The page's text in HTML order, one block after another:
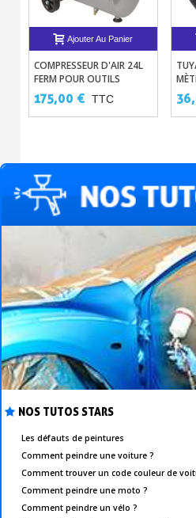
NOS TUTOS STARS
Les défauts de peintures
Comment peindre une voiture ?
Comment trouver un code couleur de
Comment peindre une moto ?
Comment peindre un vélo ?
Ajouter Au Panier
COMPRESSEUR D'AIR 24L
FERM POUR OUTILS
PNEUMATIQUES
175,00 € TTC